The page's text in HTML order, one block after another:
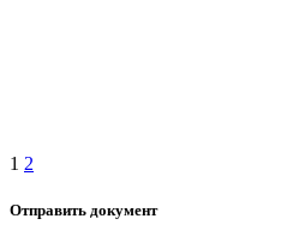
1 2
Отправить документ